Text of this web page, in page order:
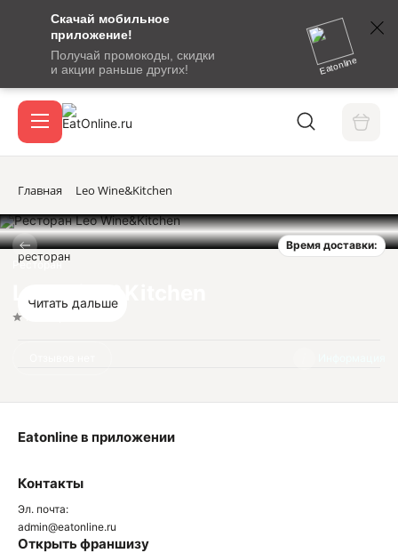
Скачай мобильное
приложение!
Получай промокоды, скидки
и акции раньше других!
Eatonline
сообщение
кодом
подтверждения
Вход / регистрация
Акции
Главная Leo Wine&Kitchen
Время доставки:
Ресторан
Leo Wine&Kitchen
ресторан
Читать дальше
Контакты
Эл. почта:
admin@eatonline.ru
Открыть франшизу
Eatonline в приложении